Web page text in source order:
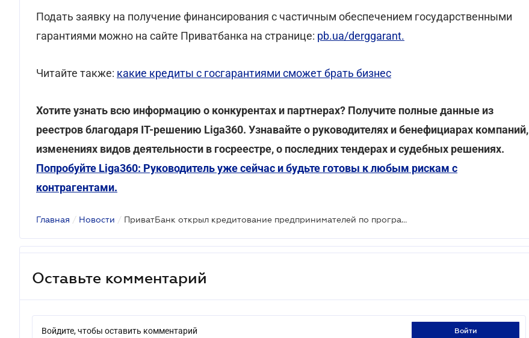
Подать заявку на получение финансирования с частичным обеспечением государственными
гарантиями можно на сайте Приватбанка на странице: pb.ua/derggarant.
Читайте также: какие кредиты с госгарантиями сможет брать бизнес
Хотите узнать всю информацию о конкурентах и партнерах? Получите полные данные из
реестров благодаря IT-решению Liga360. Узнавайте о руководителях и бенефициарах компаний,
изменениях видов деятельности в госреестре, о последних тендерах и судебных решениях.
Попробуйте Liga360: Руководитель уже сейчас и будьте готовы к любым рискам с
контрагентами.
Главная / Новости / ПриватБанк открыл кредитование предпринимателей по программе государственных гарантий
Оставьте комментарий
Войдите, чтобы оставить комментарий войти